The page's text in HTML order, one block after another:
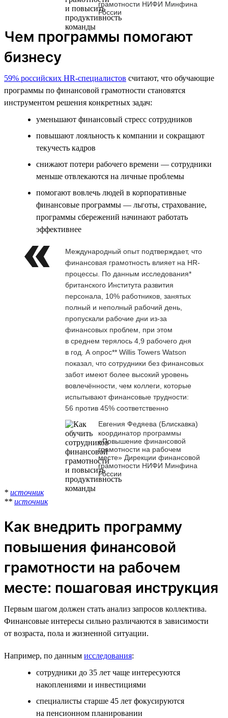
грамотности НИФИ Минфина
России
Чем программы помогают
бизнесу
59% российских HR-специалистов считают, что обучающие
программы по финансовой грамотности становятся
инструментом решения конкретных задач:
уменьшают финансовый стресс сотрудников
повышают лояльность к компании и сокращают
текучесть кадров
снижают потери рабочего времени — сотрудники
меньше отвлекаются на личные проблемы
помогают вовлечь людей в корпоративные
финансовые программы — льготы, страхование,
программы сбережений начинают работать
эффективнее
Международный опыт подтверждает, что
финансовая грамотность влияет на HR-
процессы. По данным исследования*
британского Института развития
персонала, 10% работников, занятых
полный и неполный рабочий день,
пропускали рабочие дни из-за
финансовых проблем, при этом
в среднем терялось 4,9 рабочего дня
в год. А опрос** Willis Towers Watson
показал, что сотрудники без финансовых
забот имеют более высокий уровень
вовлечённости, чем коллеги, которые
испытывают финансовые трудности:
56 против 45% соответственно
Евгения Федяева (Блискавка)
координатор программы
«Повышение финансовой
грамотности на рабочем
месте» Дирекции финансовой
грамотности НИФИ Минфина
России
* источник
** источник
Как внедрить программу
повышения финансовой
грамотности на рабочем
месте: пошаговая инструкция
Первым шагом должен стать анализ запросов коллектива.
Финансовые интересы сильно различаются в зависимости
от возраста, пола и жизненной ситуации.
Например, по данным исследования:
сотрудники до 35 лет чаще интересуются
накоплениями и инвестициями
специалисты старше 45 лет фокусируются
на пенсионном планировании